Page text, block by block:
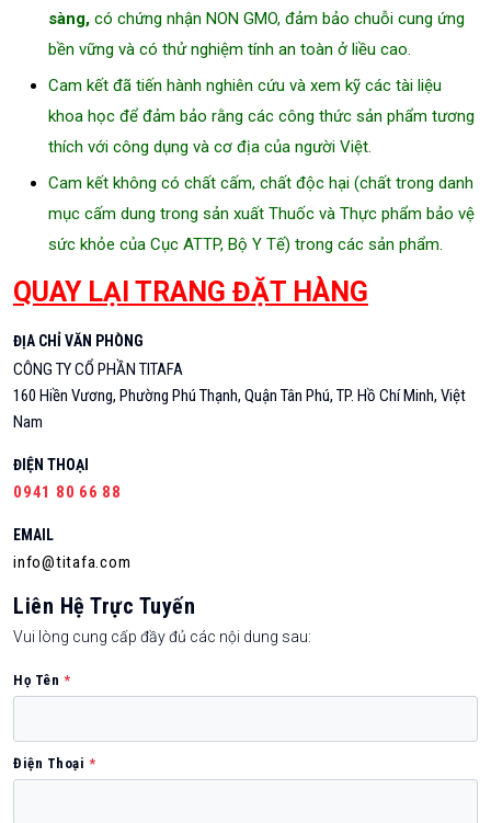
sàng, có chứng nhận NON GMO, đảm bảo chuỗi cung ứng
bền vững và có thử nghiệm tính an toàn ở liều cao.
Cam kết đã tiến hành nghiên cứu và xem kỹ các tài liệu
khoa học để đảm bảo rằng các công thức sản phẩm tương
thích với công dụng và cơ địa của người Việt.
Cam kết không có chất cấm, chất độc hại (chất trong danh
mục cấm dung trong sản xuất Thuốc và Thực phẩm bảo vệ
sức khỏe của Cục ATTP, Bộ Y Tế) trong các sản phẩm.
QUAY LẠI TRANG ĐẶT HÀNG
ĐỊA CHỈ VĂN PHÒNG
CÔNG TY CỔ PHẦN TITAFA
160 Hiền Vương, Phường Phú Thạnh, Quận Tân Phú, TP. Hồ Chí Minh, Việt
Nam
ĐIỆN THOẠI
0941 80 66 88
EMAIL
info@titafa.com
Liên Hệ Trực Tuyến
Vui lòng cung cấp đầy đủ các nội dung sau:
Họ Tên *
Điện Thoại *